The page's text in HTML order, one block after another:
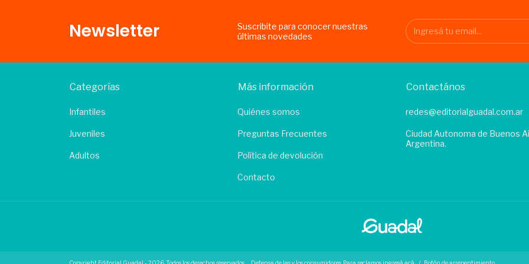
Newsletter
Suscribite para conocer nuestras
últimas novedades
Categorías
Infantiles
Juveniles
Adultos
Más información
Quiénes somos
Preguntas Frecuentes
Política de devolución
Contacto
Contactános
redes@editorialguadal.com.ar
Ciudad Autonoma de Buenos
Argentina.